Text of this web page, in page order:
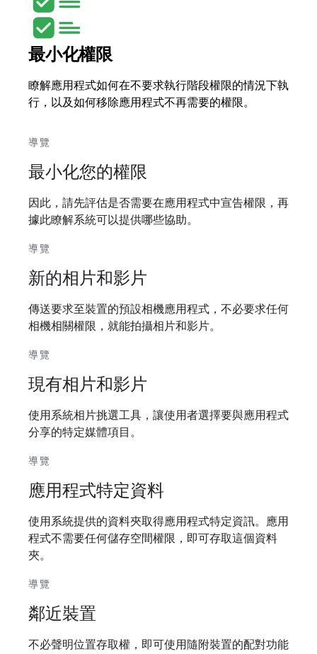
最小化權限
瞭解應用程式如何在不要求執行階段權限的情況下執
行，以及如何移除應用程式不再需要的權限。
導覽
最小化您的權限
因此，請先評估是否需要在應用程式中宣告權限，再
據此瞭解系統可以提供哪些協助。
導覽
新的相片和影片
傳送要求至裝置的預設相機應用程式，不必要求任何
相機相關權限，就能拍攝相片和影片。
導覽
現有相片和影片
使用系統相片挑選工具，讓使用者選擇要與應用程式
分享的特定媒體項目。
導覽
應用程式特定資料
使用系統提供的資料夾取得應用程式特定資訊。應用
程式不需要任何儲存空間權限，即可存取這個資料
夾。
導覽
鄰近裝置
不必聲明位置存取權，即可使用隨附裝置的配對功能